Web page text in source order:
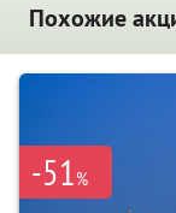
Похожие
-51%